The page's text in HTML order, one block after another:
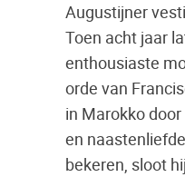
Augustijner
Toen acht jaar
enthousiaste
orde van
in Marokko
en
bekeren, sloot